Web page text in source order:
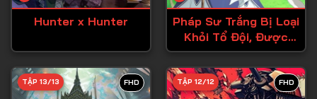
Tập 15
Tập 17
Tập 18
Hunter x Hunter
Pháp Sư Trắng Bị Loại
Khỏi Tổ Đội, Được
Mạo Hiểm Giả Cấp S
Đón Nhận
FHD
TẬP 13/13 FHD
TẬP 12/12